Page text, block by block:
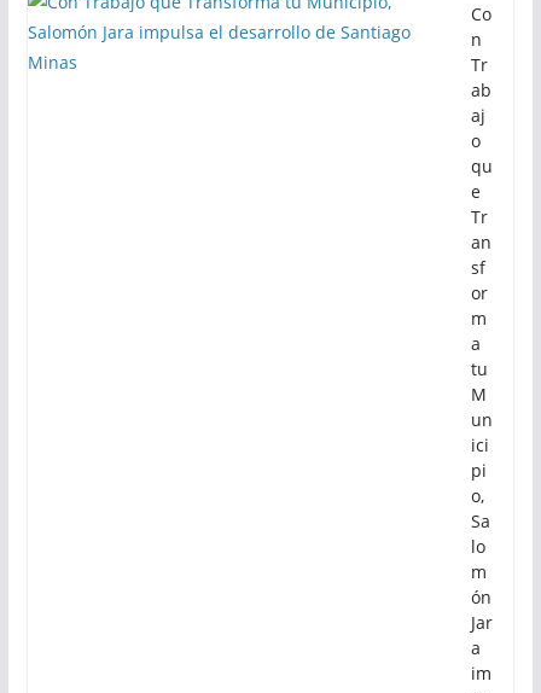
Co
n
Tr
ab
aj
o
qu
e
Tr
an
sf
or
m
a
tu
M
un
ici
pi
o,
Sa
lo
m
ón
Jar
a
im